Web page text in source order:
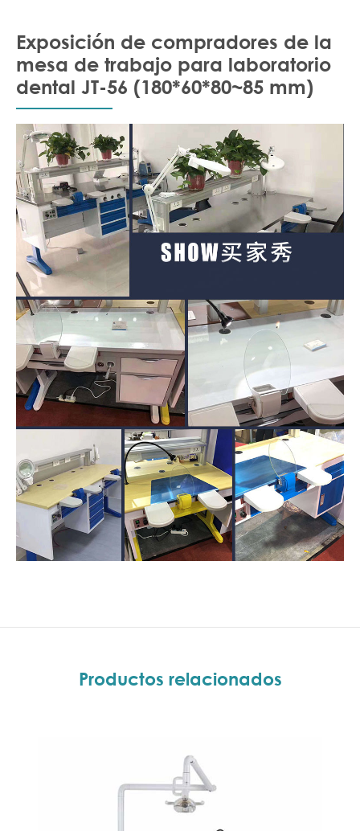
Exposición de compradores de la
mesa de trabajo para laboratorio
dental JT-56 (180*60*80~85 mm)
Productos relacionados